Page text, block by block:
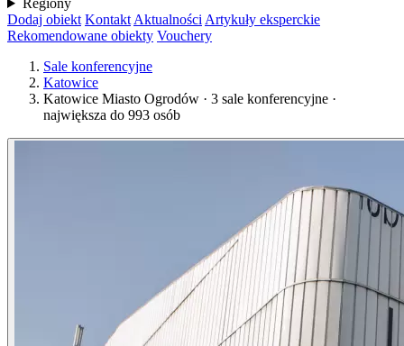
Regiony
Dodaj obiekt Kontakt Aktualności Artykuły eksperckie
Rekomendowane obiekty Vouchery
Sale konferencyjne
Katowice
Katowice Miasto Ogrodów · 3 sale konferencyjne ·
największa do 993 osób